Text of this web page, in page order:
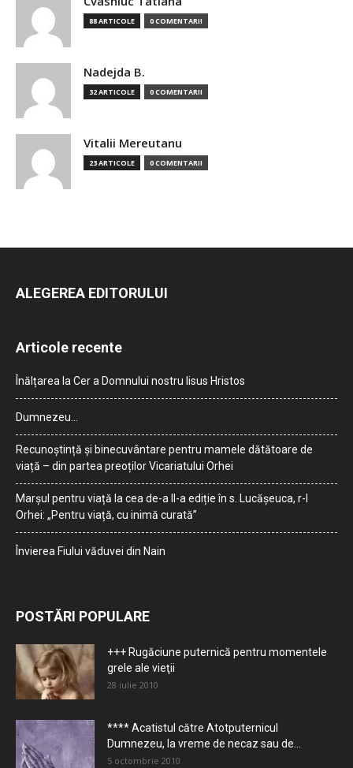
88 ARTICOLE 0 COMENTARII
Nadejda B.
32 ARTICOLE 0 COMENTARII
Vitalii Mereutanu
23 ARTICOLE 0 COMENTARII
ALEGEREA EDITORULUI
Articole recente
Înălțarea la Cer a Domnului nostru Iisus Hristos
Dumnezeu…
Recunoștință și binecuvântare pentru mamele dătătoare de
viață – din partea preoților Vicariatului Orhei
Marșul pentru viață la cea de-a II-a ediție în s. Lucășeuca, r-l
Orhei: „Pentru viață, cu inimă curată”
Învierea Fiului văduvei din Nain
POSTĂRI POPULARE
+++ Rugăciune puternică pentru momentele
grele ale vieţii
28 iulie 2010
**** Acatistul către Atotputernicul
Dumnezeu, la vreme de necaz sau de...
5 octombrie 2010